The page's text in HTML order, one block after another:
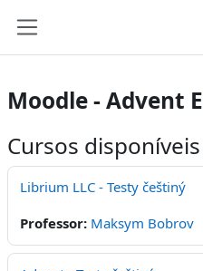
Moodle - Advent
Cursos disponíveis
Librium LLC - Testy češtiný
Professor: Maksym Bobrov